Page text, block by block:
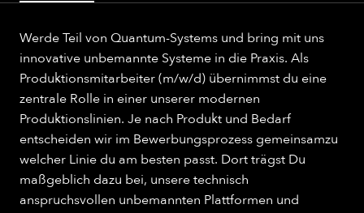
Werde Teil von Quantum-Systems und bring mit uns
innovative unbemannte Systeme in die Praxis. Als
Produktionsmitarbeiter (m/w/d) übernimmst du eine
zentrale Rolle in einer unserer modernen
Produktionslinien. Je nach Produkt und Bedarf
entscheiden wir im Bewerbungsprozess gemeinsamzu
welcher Linie du am besten passt. Dort trägst Du
maßgeblich dazu bei, unsere technisch
anspruchsvollen unbemannten Plattformen und